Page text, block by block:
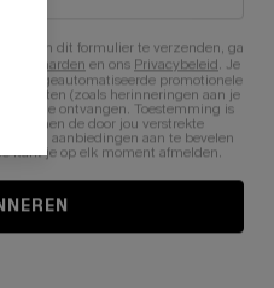
Mallorca
32,00 €
【AG18】2
en dit formulier te verzenden, ga
Voorwaarden en ons Privacybeleid. Je
geautomatiseerde promotionele
(zoals herinneringen aan je
te ontvangen. Toestemming is
kunnen de door jou verstrekte
en aanbiedingen aan te bevelen
kunt je op elk moment afmelden.